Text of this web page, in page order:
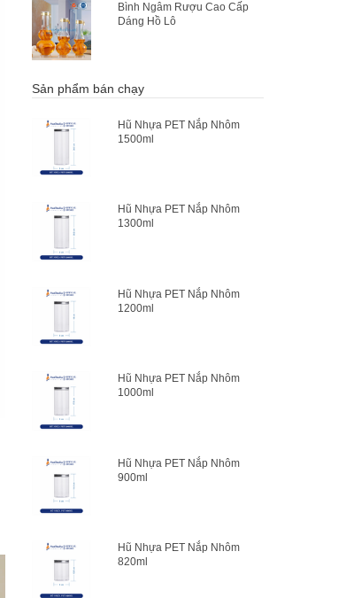
Bình Ngâm Rượu Cao Cấp
Dáng Hồ Lô
Sản phẩm bán chạy
Hũ Nhựa PET Nắp Nhôm
1500ml
Hũ Nhựa PET Nắp Nhôm
1300ml
Hũ Nhựa PET Nắp Nhôm
1200ml
Hũ Nhựa PET Nắp Nhôm
1000ml
Hũ Nhựa PET Nắp Nhôm
900ml
Hũ Nhựa PET Nắp Nhôm
820ml